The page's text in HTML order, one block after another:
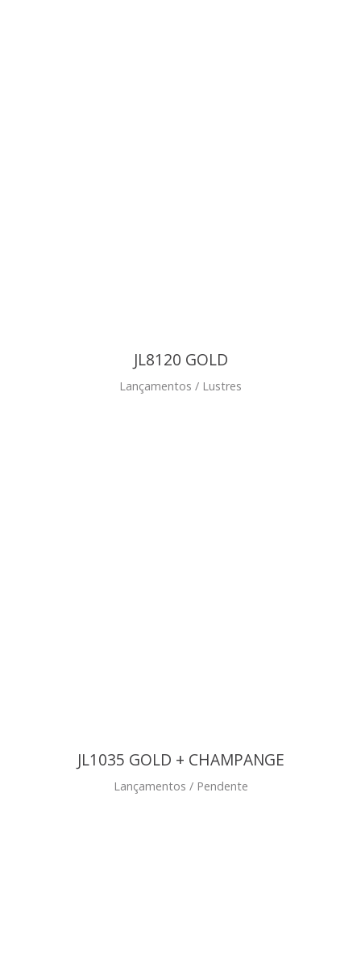
JL8120 GOLD
Lançamentos / Lustres
JL1035 GOLD + CHAMPANGE
Lançamentos / Pendente